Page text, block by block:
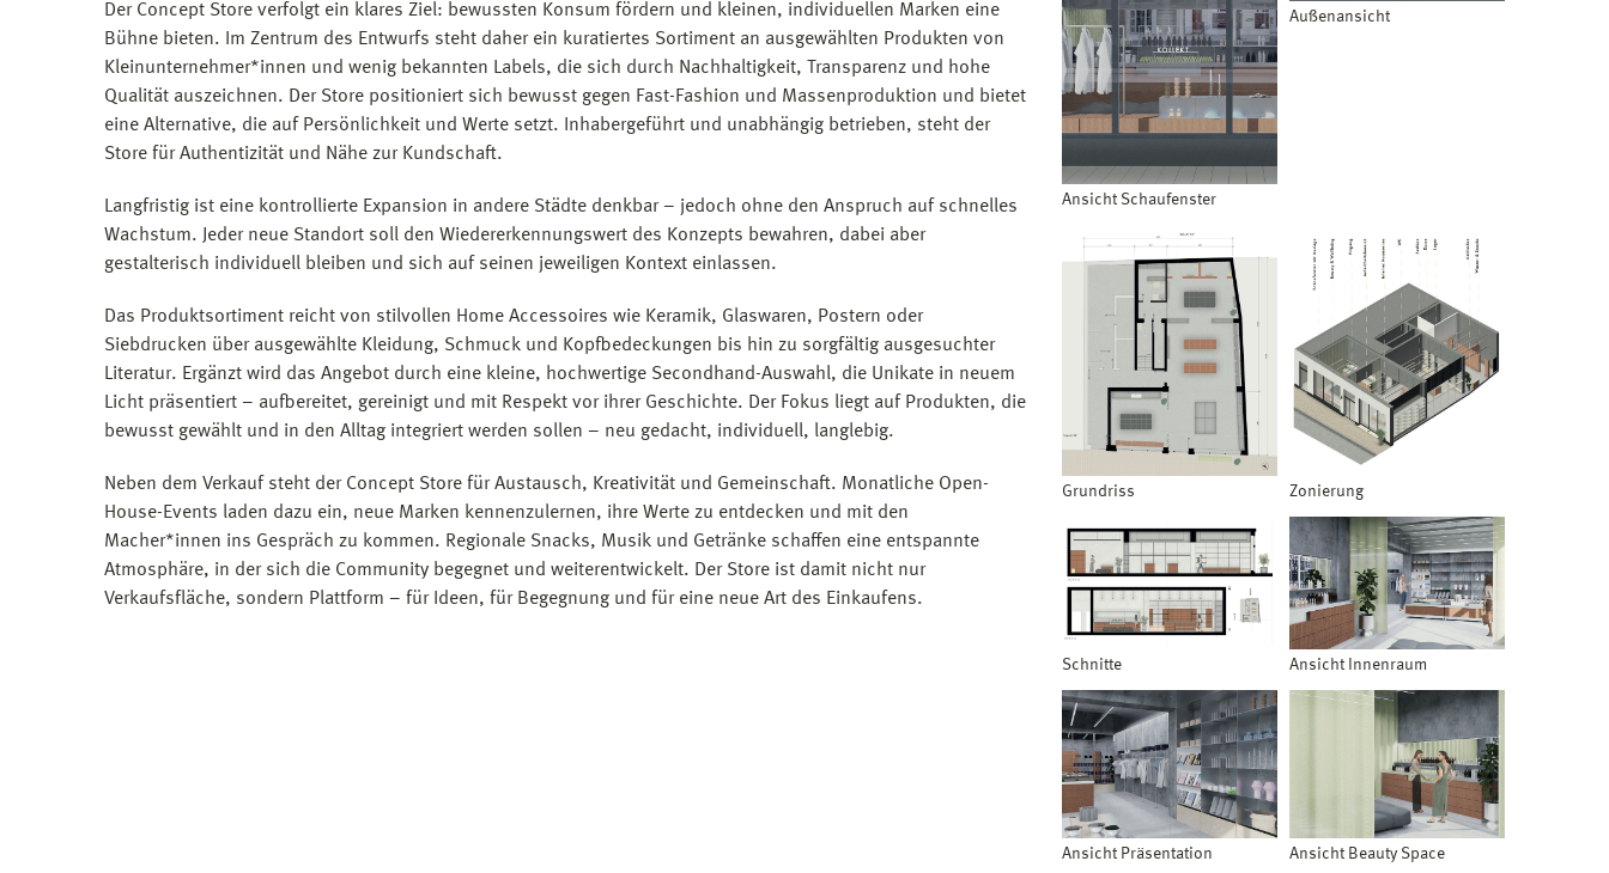
Der Concept Store verfolgt ein klares Ziel: bewussten Konsum fördern und kleinen, individuellen Marken eine
Bühne bieten. Im Zentrum des Entwurfs steht daher ein kuratiertes Sortiment an ausgewählten Produkten von
Kleinunternehmer*innen und wenig bekannten Labels, die sich durch Nachhaltigkeit, Transparenz und hohe
Qualität auszeichnen. Der Store positioniert sich bewusst gegen Fast-Fashion und Massenproduktion und bietet
eine Alternative, die auf Persönlichkeit und Werte setzt. Inhabergeführt und unabhängig betrieben, steht der
Store für Authentizität und Nähe zur Kundschaft.
Langfristig ist eine kontrollierte Expansion in andere Städte denkbar – jedoch ohne den Anspruch auf schnelles
Wachstum. Jeder neue Standort soll den Wiedererkennungswert des Konzepts bewahren, dabei aber
gestalterisch individuell bleiben und sich auf seinen jeweiligen Kontext einlassen.
Das Produktsortiment reicht von stilvollen Home Accessoires wie Keramik, Glaswaren, Postern oder
Siebdrucken über ausgewählte Kleidung, Schmuck und Kopfbedeckungen bis hin zu sorgfältig ausgesuchter
Literatur. Ergänzt wird das Angebot durch eine kleine, hochwertige Secondhand-Auswahl, die Unikate in neuem
Licht präsentiert – aufbereitet, gereinigt und mit Respekt vor ihrer Geschichte. Der Fokus liegt auf Produkten, die
bewusst gewählt und in den Alltag integriert werden sollen – neu gedacht, individuell, langlebig.
Neben dem Verkauf steht der Concept Store für Austausch, Kreativität und Gemeinschaft. Monatliche Open-
House-Events laden dazu ein, neue Marken kennenzulernen, ihre Werte zu entdecken und mit den
Macher*innen ins Gespräch zu kommen. Regionale Snacks, Musik und Getränke schaffen eine entspannte
Atmosphäre, in der sich die Community begegnet und weiterentwickelt. Der Store ist damit nicht nur
Verkaufsfläche, sondern Plattform – für Ideen, für Begegnung und für eine neue Art des Einkaufens.
Ansicht Schaufenster
Außenansicht
Grundriss Zonierung
Schnitte Ansicht Innenraum
Ansicht Präsentation Ansicht Beauty Space